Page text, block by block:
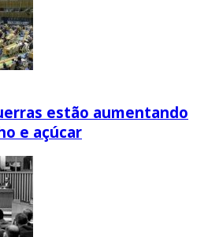
estão aumentando
e açúcar